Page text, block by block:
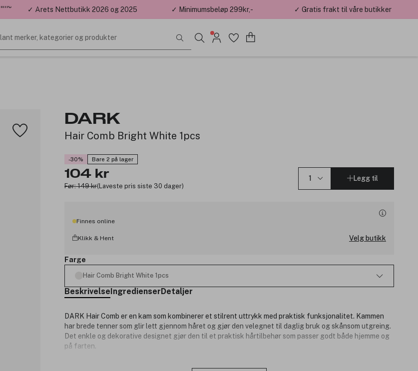
✓ Årets Nettbutikk 2026 og 2025 ✓ Minimumsbeløp 299kr,- ✓ Gratis frakt til våre butikker
merker, kategorier og produkter
DARK
Hair Comb Bright White 1pcs
-30% Bare 2 på lager
104 kr
Før: 149 kr(Laveste pris siste 30 dager)
Legg til
Finnes online
Klikk & Hent Velg butikk
Farge
Hair Comb Bright White 1pcs
BeskrivelseIngredienserDetaljer
DARK Hair Comb er en kam som kombinerer et stilrent uttrykk med praktisk funksjonalitet. Kammen
har brede tenner som glir lett gjennom håret og gjør den velegnet til daglig bruk og skånsom utgreing.
Det enkle og dekorative designet gjør den til et praktisk hårtilbehør som passer godt både hjemme og
på farten.